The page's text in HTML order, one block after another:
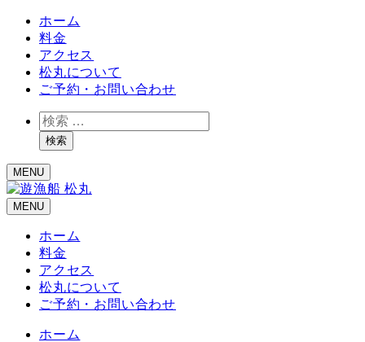
ホーム
料金
アクセス
松丸について
ご予約・お問い合わせ
検
索検索
MENU
MENU
ホーム
料金
アクセス
松丸について
ご予約・お問い合わせ
ホーム